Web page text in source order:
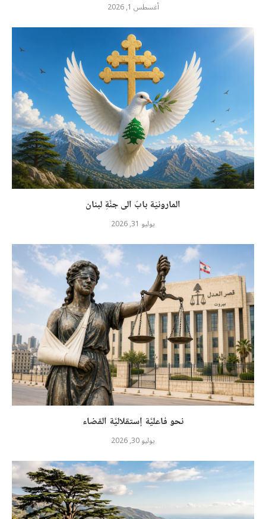
أغسطس 1, 2026
المارونيّة بابٌ الى جنَّةِ لبنان
يوليو 31, 2026
نحو فاعليَّة إستقلاليَّة القضاء
يوليو 30, 2026